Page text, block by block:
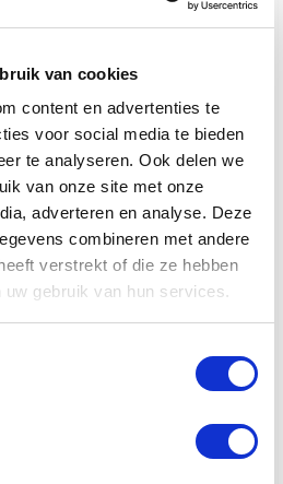
van cookies
content en advertenties te
voor social media te bieden
te analyseren. Ook delen we
van onze site met onze
adverteren en analyse. Deze
combineren met andere
verstrekt of die ze hebben
gebruik van hun services.
heeft aan ondersteuning
vacht, bij De
producten die hierop zijn
in ons assortiment is
op basis van kwaliteit en
om de gezondheid en
te optimaliseren.
bieden van alleen het beste
zijn alle producten die we
en makkelijk in gebruik.
de gemoedsrust bieden aan
bij oudere honden
en
een merkbare verbetering in
van De Paardendrogist en